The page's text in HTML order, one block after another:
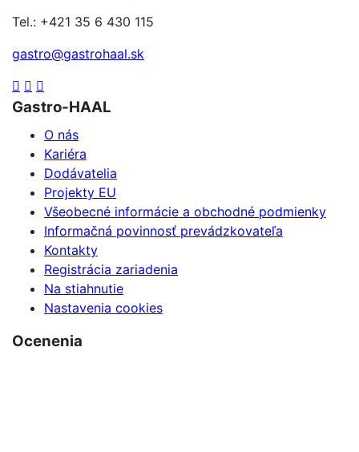
Tel.: +421 35 6 430 115
gastro@gastrohaal.sk
Gastro-HAAL
O nás
Kariéra
Dodávatelia
Projekty EU
Všeobecné informácie a obchodné podmienky
Informačná povinnosť prevádzkovateľa
Kontakty
Registrácia zariadenia
Na stiahnutie
Nastavenia cookies
Ocenenia